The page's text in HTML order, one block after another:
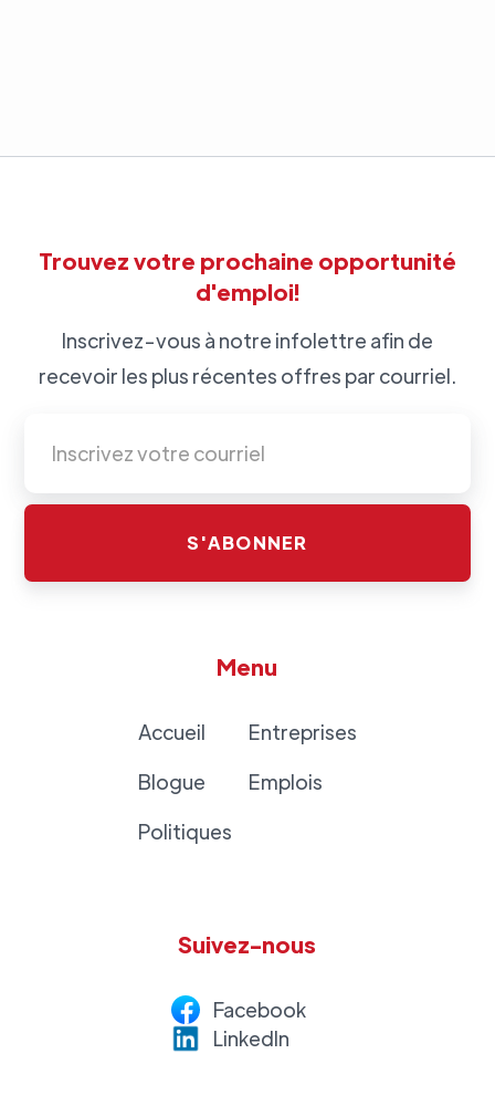
Trouvez votre prochaine opportunité
d'emploi!
Inscrivez-vous à notre infolettre afin de
recevoir les plus récentes offres par courriel.
Menu
Accueil
Blogue
Politiques
Entreprises
Emplois
Suivez-nous
Facebook
LinkedIn